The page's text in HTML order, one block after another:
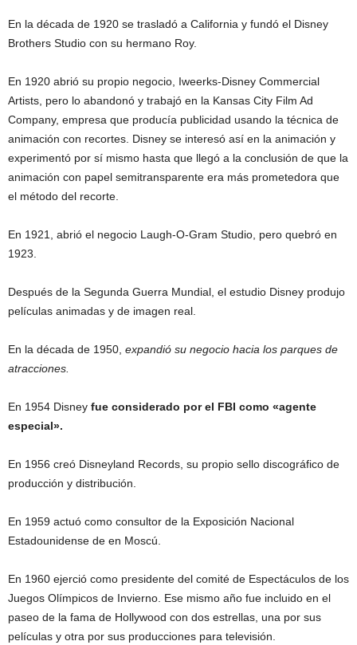
En la década de 1920 se trasladó a California y fundó el Disney
Brothers Studio con su hermano Roy.
En 1920 abrió su propio negocio, Iweerks-Disney Commercial
Artists, pero lo abandonó y trabajó en la Kansas City Film Ad
Company, empresa que producía publicidad usando la técnica de
animación con recortes. Disney se interesó así en la animación y
experimentó por sí mismo hasta que llegó a la conclusión de que la
animación con papel semitransparente era más prometedora que
el método del recorte.
En 1921, abrió el negocio Laugh-O-Gram Studio, pero quebró en
1923.
Después de la Segunda Guerra Mundial, el estudio Disney produjo
películas animadas y de imagen real.
En la década de 1950, expandió su negocio hacia los parques de
atracciones.
En 1954 Disney fue considerado por el FBI como «agente
especial».
En 1956 creó Disneyland Records, su propio sello discográfico de
producción y distribución.
En 1959 actuó como consultor de la Exposición Nacional
Estadounidense de en Moscú.
En 1960 ejerció como presidente del comité de Espectáculos de los
Juegos Olímpicos de Invierno. Ese mismo año fue incluido en el
paseo de la fama de Hollywood con dos estrellas, una por sus
películas y otra por sus producciones para televisión.